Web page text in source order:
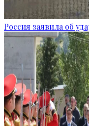
Россия заявила об